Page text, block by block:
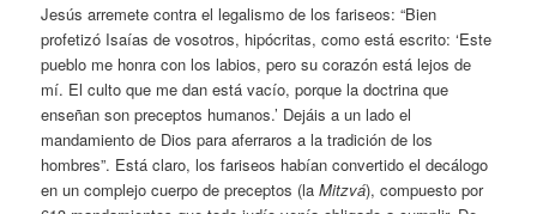
Jesús arremete contra el legalismo de los fariseos: “Bien
profetizó Isaías de vosotros, hipócritas, como está escrito: ‘Este
pueblo me honra con los labios, pero su corazón está lejos de
mí. El culto que me dan está vacío, porque la doctrina que
enseñan son preceptos humanos.’ Dejáis a un lado el
mandamiento de Dios para aferraros a la tradición de los
hombres”. Está claro, los fariseos habían convertido el decálogo
en un complejo cuerpo de preceptos (laMitzvá), compuesto por